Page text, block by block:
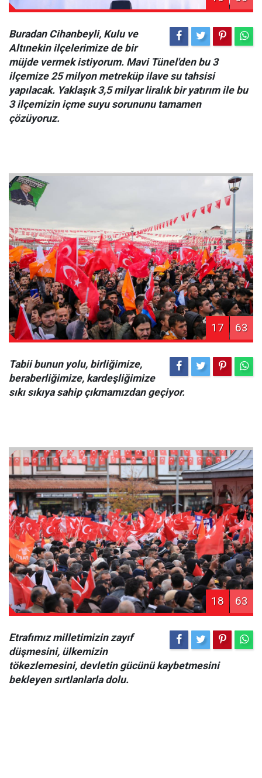
Buradan Cihanbeyli, Kulu ve
Altınekin ilçelerimize de bir
müjde vermek istiyorum. Mavi Tünel'den bu 3
ilçemize 25 milyon metreküp ilave su tahsisi
yapılacak. Yaklaşık 3,5 milyar liralık bir yatırım ile bu
3 ilçemizin içme suyu sorununu tamamen
çözüyoruz.
17 63
Tabii bunun yolu, birliğimize,
beraberliğimize, kardeşliğimize
sıkı sıkıya sahip çıkmamızdan geçiyor.
18 63
Etrafımız milletimizin zayıf
düşmesini, ülkemizin
tökezlemesini, devletin gücünü kaybetmesini
bekleyen sırtlanlarla dolu.